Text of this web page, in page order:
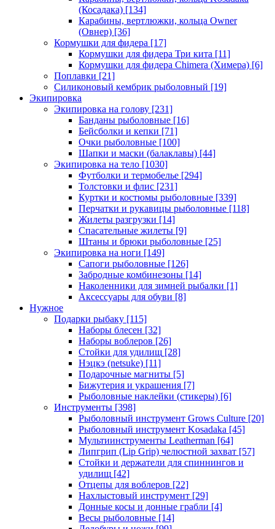
(Косадака) [134]
Карабины, вертлюжки, кольца Owner
(Овнер) [36]
Кормушки для фидера [17]
Кормушки для фидера Три кита [11]
Кормушки для фидера Chimera (Химера) [6]
Поплавки [21]
Силиконовый кембрик рыболовный [19]
Экипировка
Экипировка на голову [231]
Банданы рыболовные [16]
Бейсболки и кепки [71]
Очки рыболовные [100]
Шапки и маски (балаклавы) [44]
Экипировка на тело [1030]
Футболки и термобелье [294]
Толстовки и флис [231]
Куртки и костюмы рыболовные [339]
Перчатки и рукавицы рыболовные [118]
Жилеты разгрузки [14]
Спасательные жилеты [9]
Штаны и брюки рыболовные [25]
Экипировка на ноги [149]
Сапоги рыболовные [126]
Забродные комбинезоны [14]
Наколенники для зимней рыбалки [1]
Аксессуары для обуви [8]
Нужное
Подарки рыбаку [115]
Наборы блесен [32]
Наборы воблеров [26]
Стойки для удилищ [28]
Нэцкэ (netsuke) [11]
Подарочные магниты [5]
Бижутерия и украшения [7]
Рыболовные наклейки (стикеры) [6]
Инструменты [398]
Рыболовный инструмент Grows Culture [20]
Рыболовный инструмент Kosadaka [45]
Мультиинструменты Leatherman [64]
Липгрип (Lip Grip) челюстной захват [57]
Стойки и держатели для спиннингов и
удилищ [42]
Отцепы для воблеров [22]
Нахлыстовый инструмент [29]
Донные косы и донные грабли [4]
Весы рыболовные [14]